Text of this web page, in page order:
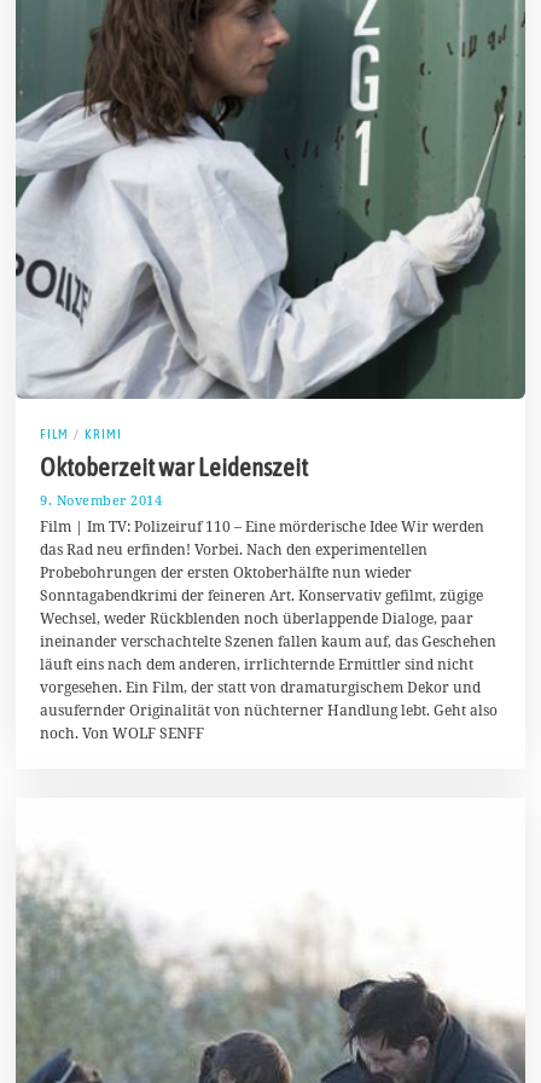
FILM / KRIMI
Oktoberzeit war Leidenszeit
9. November 2014
N
o
v
e
b
e
r
2
0
1
4
Film | Im TV: Polizeiruf 110 – Eine mörderische Idee Wir werden
das Rad neu erfinden! Vorbei. Nach den experimentellen
Probebohrungen der ersten Oktoberhälfte nun wieder
Sonntagabendkrimi der feineren Art. Konservativ gefilmt, zügige
Wechsel, weder Rückblenden noch überlappende Dialoge, paar
ineinander verschachtelte Szenen fallen kaum auf, das Geschehen
läuft eins nach dem anderen, irrlichternde Ermittler sind nicht
vorgesehen. Ein Film, der statt von dramaturgischem Dekor und
ausufernder Originalität von nüchterner Handlung lebt. Geht also
noch. Von WOLF SENFF